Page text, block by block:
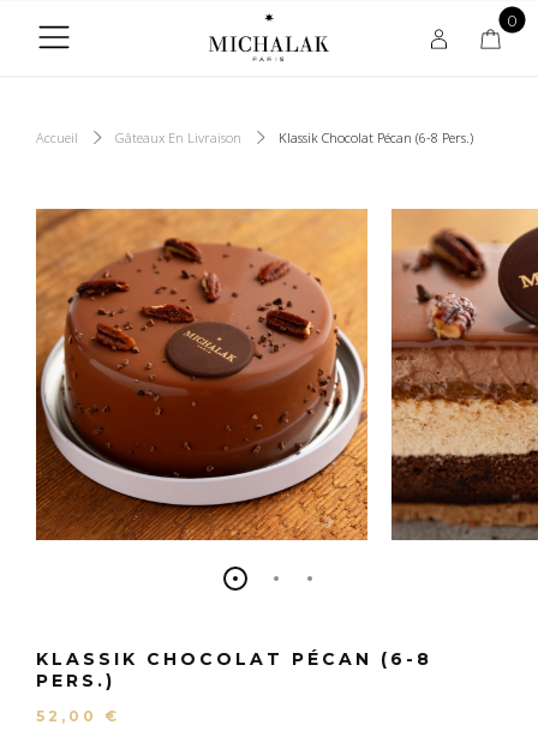
0
Accueil Gâteaux En Livraison Klassik Chocolat Pécan (6-8 Pers.)
KLASSIK CHOCOLAT PÉCAN (6-8
PERS.)
52,00 €